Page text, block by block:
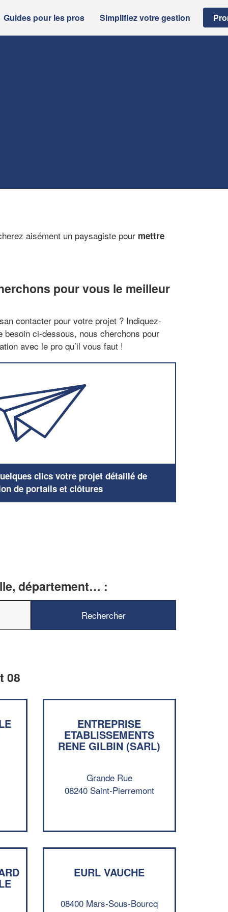
Guides pour les pros Simplifiez votre gestion
aisément un paysagiste pour mettre
pour vous le meilleur
contacter pour votre projet ? Indiquez-
besoin ci-dessous, nous cherchons pour
avec le pro qu’il vous faut !
clics votre projet détaillé de
de portails et clôtures
département… :
08
ENTREPRISE
ETABLISSEMENTS
RENE GILBIN (SARL)
Grande Rue
08240 Saint-Pierremont
EURL VAUCHE
08400 Mars-Sous-Bourcq
✕
Vous êtes un
vosmargestout en gagnant de